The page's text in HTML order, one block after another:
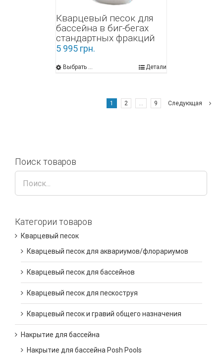
Кварцевый песок для
бассейна в биг-бегах
стандартных фракций
5 995 грн.
Выбрать ... Детали
1 2 … 9 Следующая
Поиск товаров
Категории товаров
Кварцевый песок
Кварцевый песок для аквариумов/флорариумов
Кварцевый песок для бассейнов
Кварцевый песок для пескоструя
Кварцевый песок и гравий общего назначения
Накрытие для бассейна
Накрытие для бассейна Posh Pools